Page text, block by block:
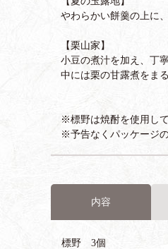
やわらかい餅羹の上に
【栗山家】
小豆の煮汁を加え、丁
中には栗の甘露煮をま
※標野は焼酎を使用し
※予告なくパッケージ
内容
標野 3個